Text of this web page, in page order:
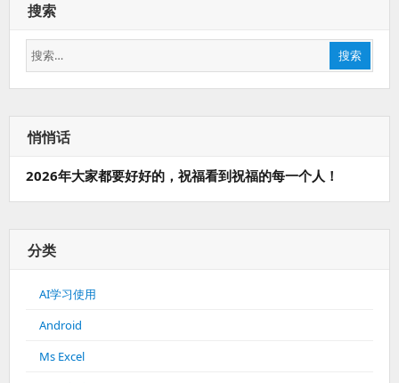
搜索
搜
索：
搜索
悄悄话
2026年大家都要好好的，祝福看到祝福的每一个人！
分类
AI学习使用
Android
Ms Excel